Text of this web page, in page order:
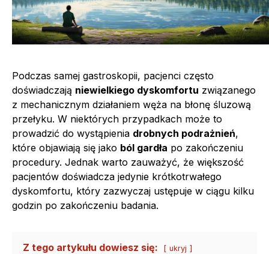
Podczas samej gastroskopii, pacjenci często
doświadczają niewielkiego dyskomfortu związanego
z mechanicznym działaniem węża na błonę śluzową
przełyku. W niektórych przypadkach może to
prowadzić do wystąpienia drobnych podrażnień,
które objawiają się jako ból gardła po zakończeniu
procedury. Jednak warto zauważyć, że większość
pacjentów doświadcza jedynie krótkotrwałego
dyskomfortu, który zazwyczaj ustępuje w ciągu kilku
godzin po zakończeniu badania.
Z tego artykułu dowiesz się: ukryj